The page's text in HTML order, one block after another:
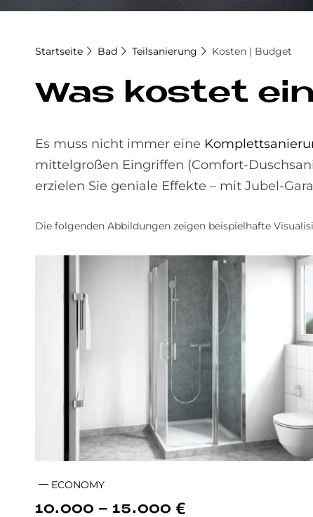
Startseite Bad Teilsanierung Kosten | Budget
Was ko­stet
Es muss nicht immer eine
mittelgroßen Eingriffen (Comfort-
erzielen Sie geniale Effekte – mit Jubel-
Die folgenden Abbildungen zeigen beispielhafte
ECONOMY
10.000 - 15.000 €